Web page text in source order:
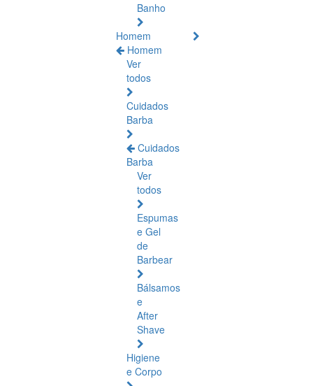
Banho
Homem
Homem
Ver
todos
Cuidados
Barba
Cuidados
Barba
Ver
todos
Espumas
e Gel
de
Barbear
Bálsamos
e
After
Shave
Higiene
e Corpo